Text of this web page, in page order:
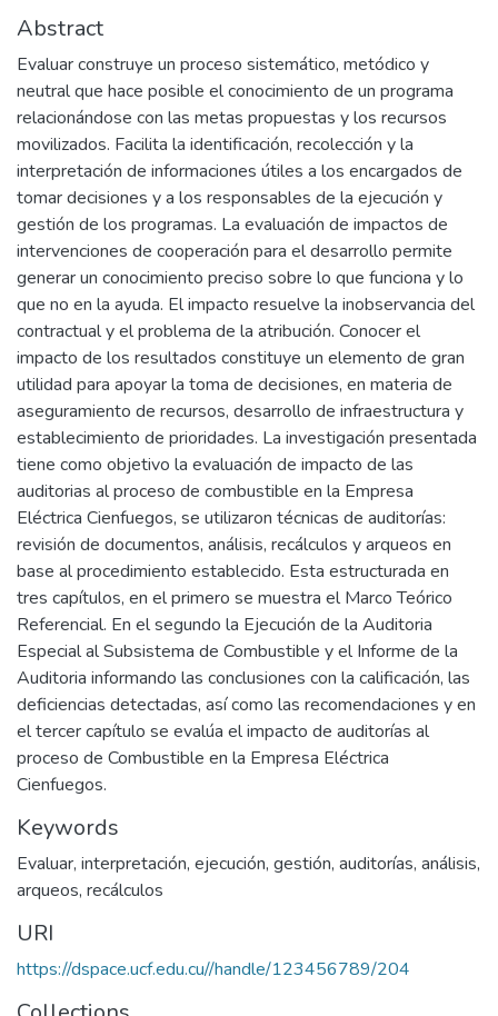
Abstract
Evaluar construye un proceso sistemático, metódico y
neutral que hace posible el conocimiento de un programa
relacionándose con las metas propuestas y los recursos
movilizados. Facilita la identificación, recolección y la
interpretación de informaciones útiles a los encargados de
tomar decisiones y a los responsables de la ejecución y
gestión de los programas. La evaluación de impactos de
intervenciones de cooperación para el desarrollo permite
generar un conocimiento preciso sobre lo que funciona y lo
que no en la ayuda. El impacto resuelve la inobservancia del
contractual y el problema de la atribución. Conocer el
impacto de los resultados constituye un elemento de gran
utilidad para apoyar la toma de decisiones, en materia de
aseguramiento de recursos, desarrollo de infraestructura y
establecimiento de prioridades. La investigación presentada
tiene como objetivo la evaluación de impacto de las
auditorias al proceso de combustible en la Empresa
Eléctrica Cienfuegos, se utilizaron técnicas de auditorías:
revisión de documentos, análisis, recálculos y arqueos en
base al procedimiento establecido. Esta estructurada en
tres capítulos, en el primero se muestra el Marco Teórico
Referencial. En el segundo la Ejecución de la Auditoria
Especial al Subsistema de Combustible y el Informe de la
Auditoria informando las conclusiones con la calificación, las
deficiencias detectadas, así como las recomendaciones y en
el tercer capítulo se evalúa el impacto de auditorías al
proceso de Combustible en la Empresa Eléctrica
Cienfuegos.
Keywords
Evaluar, interpretación, ejecución, gestión, auditorías, análisis,
arqueos, recálculos
URI
https://dspace.ucf.edu.cu//handle/123456789/204